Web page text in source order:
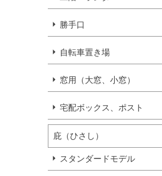
勝手口
自転車置き場
窓用（大窓、小窓）
宅配ボックス、ポスト
庇（ひさし）
スタンダードモデル